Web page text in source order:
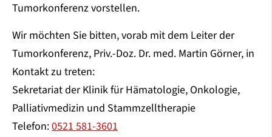
Tumorkonferenz vorstellen.
Wir möchten Sie bitten, vorab mit dem Leiter der
Tumorkonferenz, Priv.-Doz. Dr. med. Martin Görner, in
Kontakt zu treten:
Sekretariat der Klinik für Hämatologie, Onkologie,
Palliativmedizin und Stammzelltherapie
Telefon:0521 581-3601